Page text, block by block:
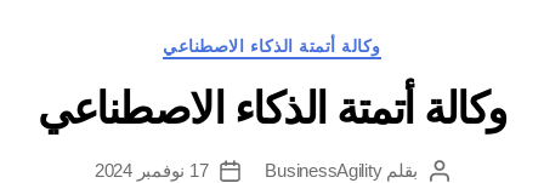
فئات
وكالة أتمتة الذكاء الاصطناعي
وكالة أتمتة الذكاء الاصطناعي
مؤلفبقلمBusinessAgility
تاريخ
17 نوفمبر 2024